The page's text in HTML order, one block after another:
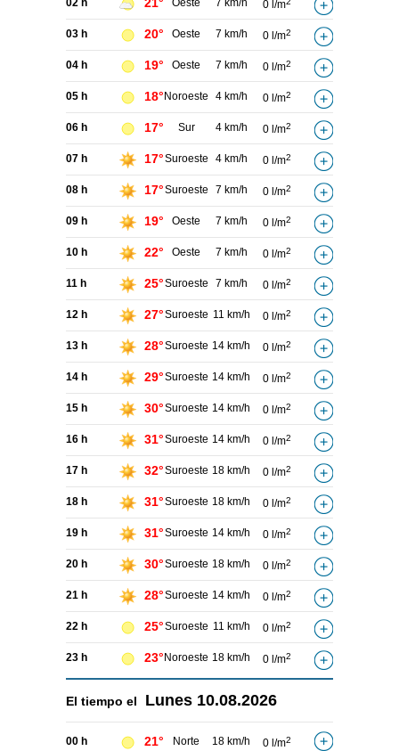
02 h 21° Oeste 7 km/h 0 l/m
03 h 20° Oeste 7 km/h 0 l/m2
04 h 19° Oeste 7 km/h 0 l/m2
05 h 18° Noroeste 4 km/h 0 l/m2
06 h 17° Sur 4 km/h 0 l/m2
07 h 17°Suroeste 4 km/h 0 l/m2
08 h 17°Suroeste 7 km/h 0 l/m2
09 h 19° Oeste 7 km/h 0 l/m2
10 h 22° Oeste 7 km/h 0 l/m2
11 h 25°Suroeste 7 km/h 0 l/m2
12 h 27°Suroeste 11 km/h 0 l/m2
13 h 28°Suroeste 14 km/h 0 l/m2
14 h 29°Suroeste 14 km/h 0 l/m2
15 h 30°Suroeste 14 km/h 0 l/m2
16 h 31°Suroeste 14 km/h 0 l/m2
17 h 32°Suroeste 18 km/h 0 l/m2
18 h 31°Suroeste 18 km/h 0 l/m2
19 h 31°Suroeste 14 km/h 0 l/m2
20 h 30°Suroeste 18 km/h 0 l/m2
21 h 28°Suroeste 14 km/h 0 l/m2
22 h 25°Suroeste 11 km/h 0 l/m2
23 h 23° Noroeste 18 km/h 0 l/m2
El tiempo el Lunes 10.08.2026
00 h 21° Norte 18 km/h 0 l/m2